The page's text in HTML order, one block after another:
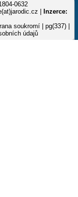
0632
|
Inzerce:
soukromí | pg(337) |
údajů